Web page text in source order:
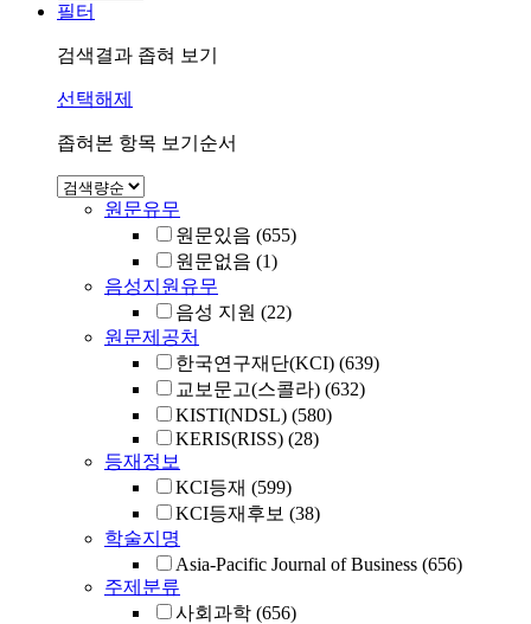
필터
검색결과 좁혀 보기
선택해제
좁혀본 항목 보기순서
원문유무
원문있음 (655)
원문없음 (1)
음성지원유무
음성 지원 (22)
원문제공처
한국연구재단(KCI) (639)
교보문고(스콜라) (632)
KISTI(NDSL) (580)
KERIS(RISS) (28)
등재정보
KCI등재 (599)
KCI등재후보 (38)
학술지명
Asia-Pacific Journal of Business (656)
주제분류
사회과학 (656)